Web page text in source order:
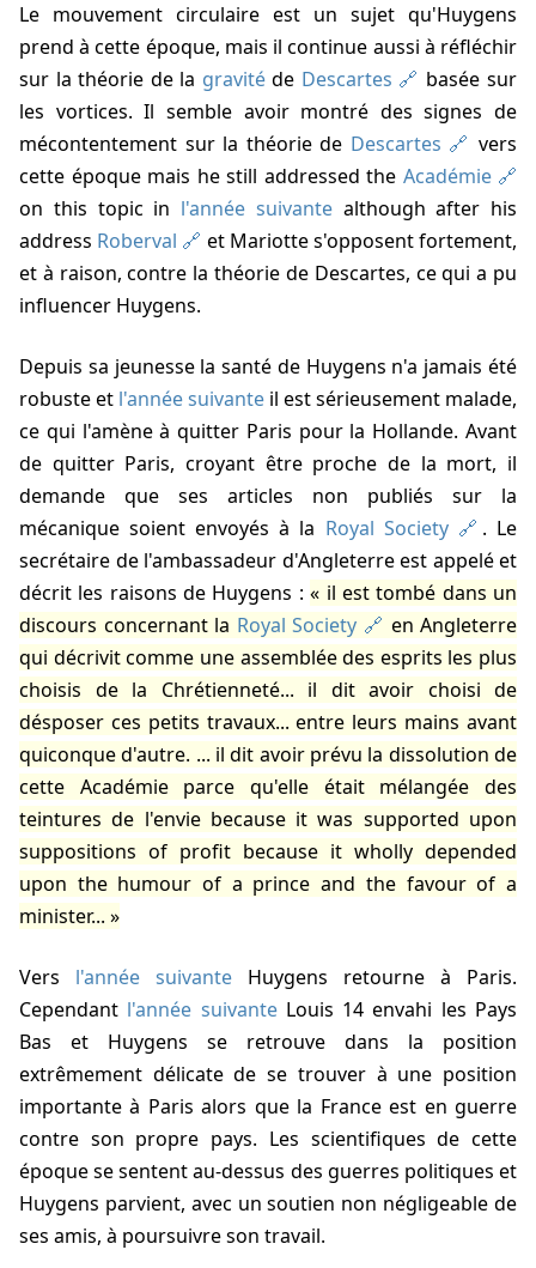
Le mouvement circulaire est un sujet qu'Huygens
prend à cette époque, mais il continue aussi à réfléchir
sur la théorie de la gravitéde Descartes
basée sur
les vortices. Il semble avoir montré des signes de
mécontentement sur la théorie de Descartes
vers
cette époque mais he still addressed the Académie
on this topic in l'année suivantealthough after his
address Roberval
et Mariotte s'opposent fortement,
et à raison, contre la théorie de Descartes, ce qui a pu
influencer Huygens.
Depuis sa jeunesse la santé de Huygens n'a jamais été
robuste et l'année suivante il est sérieusement malade,
ce qui l'amène à quitter Paris pour la Hollande. Avant
de quitter Paris, croyant être proche de la mort, il
demande que ses articles non publiés sur la
mécanique soient envoyés à la Royal Society
. Le
secrétaire de l'ambassadeur d'Angleterre est appelé et
décrit les raisons de Huygens :
il est tombé dans un
discours concernant la Royal Society
en Angleterre
qui décrivit comme une assemblée des esprits les plus
choisis de la Chrétienneté... il dit avoir choisi de
désposer ces petits travaux... entre leurs mains avant
quiconque d'autre. ... il dit avoir prévu la dissolution de
cette Académie parce qu'elle était mélangée des
teintures de l'envie because it was supported upon
suppositions of profit because it wholly depended
upon the humour of a prince and the favour of a
minister...
Vers l'année suivante Huygens retourne à Paris.
Cependant l'année suivanteLouis 14 envahi les Pays
Bas et Huygens se retrouve dans la position
extrêmement délicate de se trouver à une position
importante à Paris alors que la France est en guerre
contre son propre pays. Les scientifiques de cette
époque se sentent au-dessus des guerres politiques et
Huygens parvient, avec un soutien non négligeable de
ses amis, à poursuivre son travail.